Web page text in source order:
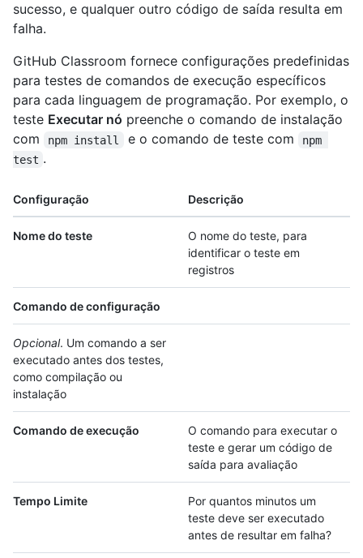
sucesso, e qualquer outro código de saída resulta em
falha.
GitHub Classroom fornece configurações predefinidas
para testes de comandos de execução específicos
para cada linguagem de programação. Por exemplo, o
teste Executar nó preenche o comando de instalação
com
npm install e o comando de teste com
npm
test .
Configuração Descrição
Nome do teste
O nome do teste, para
identificar o teste em
registros
Comando de configuração
Opcional. Um comando a ser
executado antes dos testes,
como compilação ou
instalação
Comando de execução
O comando para executar o
teste e gerar um código de
saída para avaliação
Tempo Limite
Por quantos minutos um
teste deve ser executado
antes de resultar em falha?